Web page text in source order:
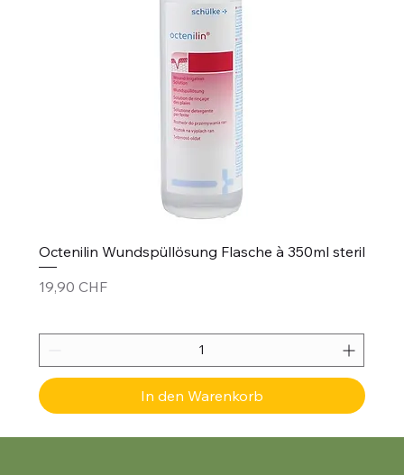
Octenilin Wundspüllösung Flasche à 350ml steril
Preis
19,90 CHF
In den Warenkorb